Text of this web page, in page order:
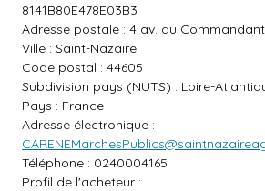
8141B80E478E03B3
Adresse postale : 4 av. du
Ville : Saint-Nazaire
Code postal : 44605
Subdivision pays (NUTS) : Loire-
Pays : France
Adresse électronique :
Téléphone : 0240004165
Profil de l'acheteur :